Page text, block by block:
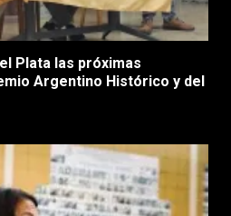
Plata las próximas
Argentino Histórico y del